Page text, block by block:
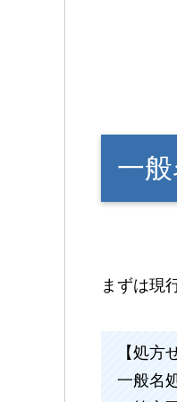
一
まずは現
【処
一般名